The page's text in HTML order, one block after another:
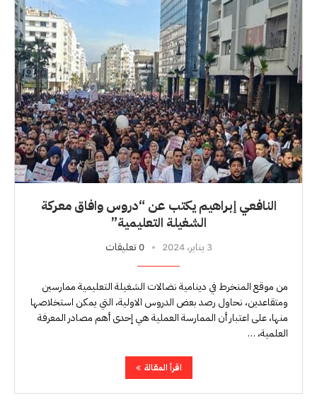
النافعي إبراهيم يكتب عن “دروس وافاق معركة
الشغيلة التعليمية”
3 يناير، 2024 0 تعليقات
من موقع المنخرط في دينامية نضالات الشغيلة التعليمية ممارسين
ومتقاعدين، نحاول رصد بعض الدروس الاولية، التي يمكن استخلاصها
منها، على اعتبار أن الممارسة العملية هي إحدى أهم مصادر المعرفة
العلمية، …
اقرأ المقالة